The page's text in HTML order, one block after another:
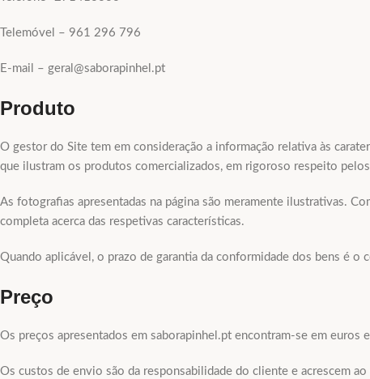
Telemóvel – 961 296 796
E-mail – geral@saborapinhel.pt
Produto
O gestor do Site tem em consideração a informação relativa às
que ilustram os produtos comercializados, em rigoroso respeito
As fotografias apresentadas na página são meramente ilustrativas.
completa acerca das respetivas características.
Quando aplicável, o prazo de garantia da conformidade dos bens é
Preço
Os preços apresentados em saborapinhel.pt encontram-se em euros
Os custos de envio são da responsabilidade do cliente e acrescem